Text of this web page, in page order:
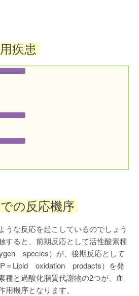
疾患
の反応機序
うな反応を起こしているのでしょう
すると、前期反応として活性酸素種
species）が、後期反応として
＝Lipid oxidation prodacts）を発
種と過酸化脂質代謝物の2つが、血
機序となります。